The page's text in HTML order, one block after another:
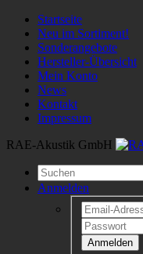
Startseite
Neu im Sortiment!
Sonderangebote
Hersteller-Übersicht
Mein Konto
News
Kontakt
Impressum
RAE-Akustik GmbH
Anmelden
Anmelden